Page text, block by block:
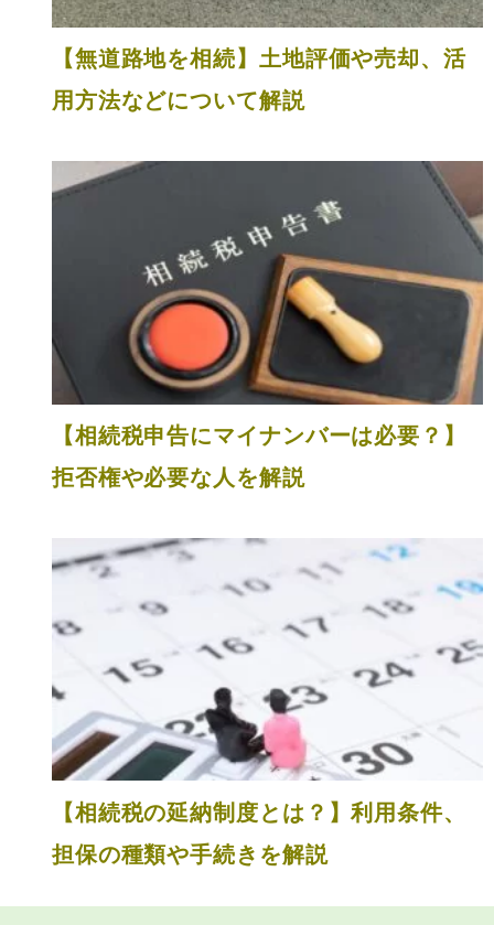
【無道路地を相続】土地評価や売却、活
用方法などについて解説
【相続税申告にマイナンバーは必要？】
拒否権や必要な人を解説
【相続税の延納制度とは？】利用条件、
担保の種類や手続きを解説